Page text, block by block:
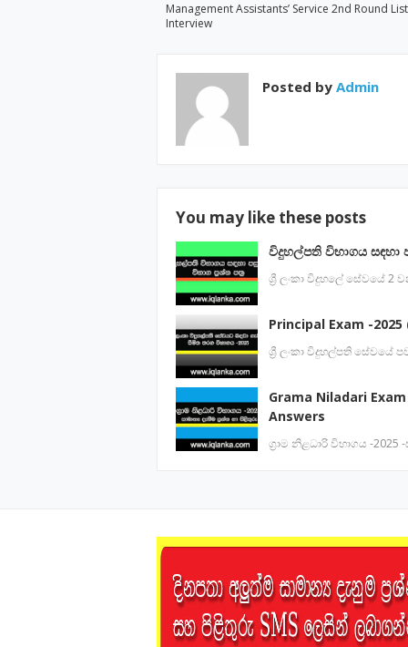
Management Assistants’ Service 2nd Round
Interview
Posted by Admin
You may like these posts
විදුහල්පති විභාගය සඳහා
ශ්‍රී ලංකා විදුහලේ සේවයේ
Principal Exam -
ශ්‍රී ලංකා විදුහල්පති සේවයේ
Grama Niladari
Answers
ග්‍රාම නිළධාරි විභාගය -2025